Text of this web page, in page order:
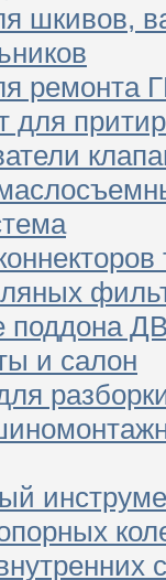
шкивов,
ремонта
для
поддона
и салон